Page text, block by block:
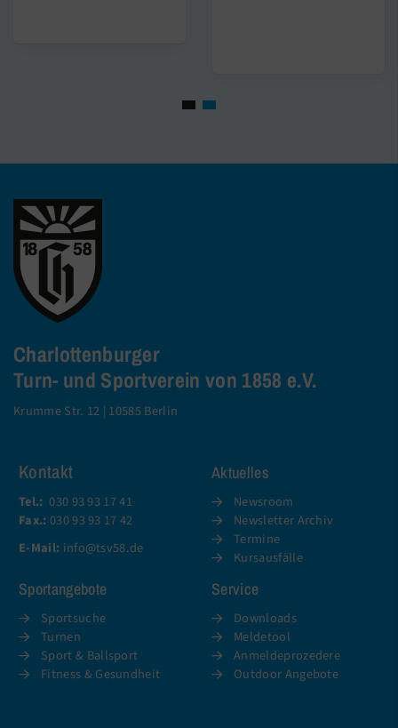
Charlottenburger
Turn- und Sportverein von 1858 e.V.
Krumme Str. 12 | 10585 Berlin
Kontakt
Tel.: 030 93 93 17 41
Fax.:030 93 93 17 42
E-Mail: info@tsv58.de
Aktuelles
Newsroom
Newsletter Archiv
Termine
Kursausfälle
Sportangebote
Sportsuche
Turnen
Sport & Ballsport
Fitness & Gesundheit
Service
Downloads
Meldetool
Anmeldeprozedere
Outdoor Angebote